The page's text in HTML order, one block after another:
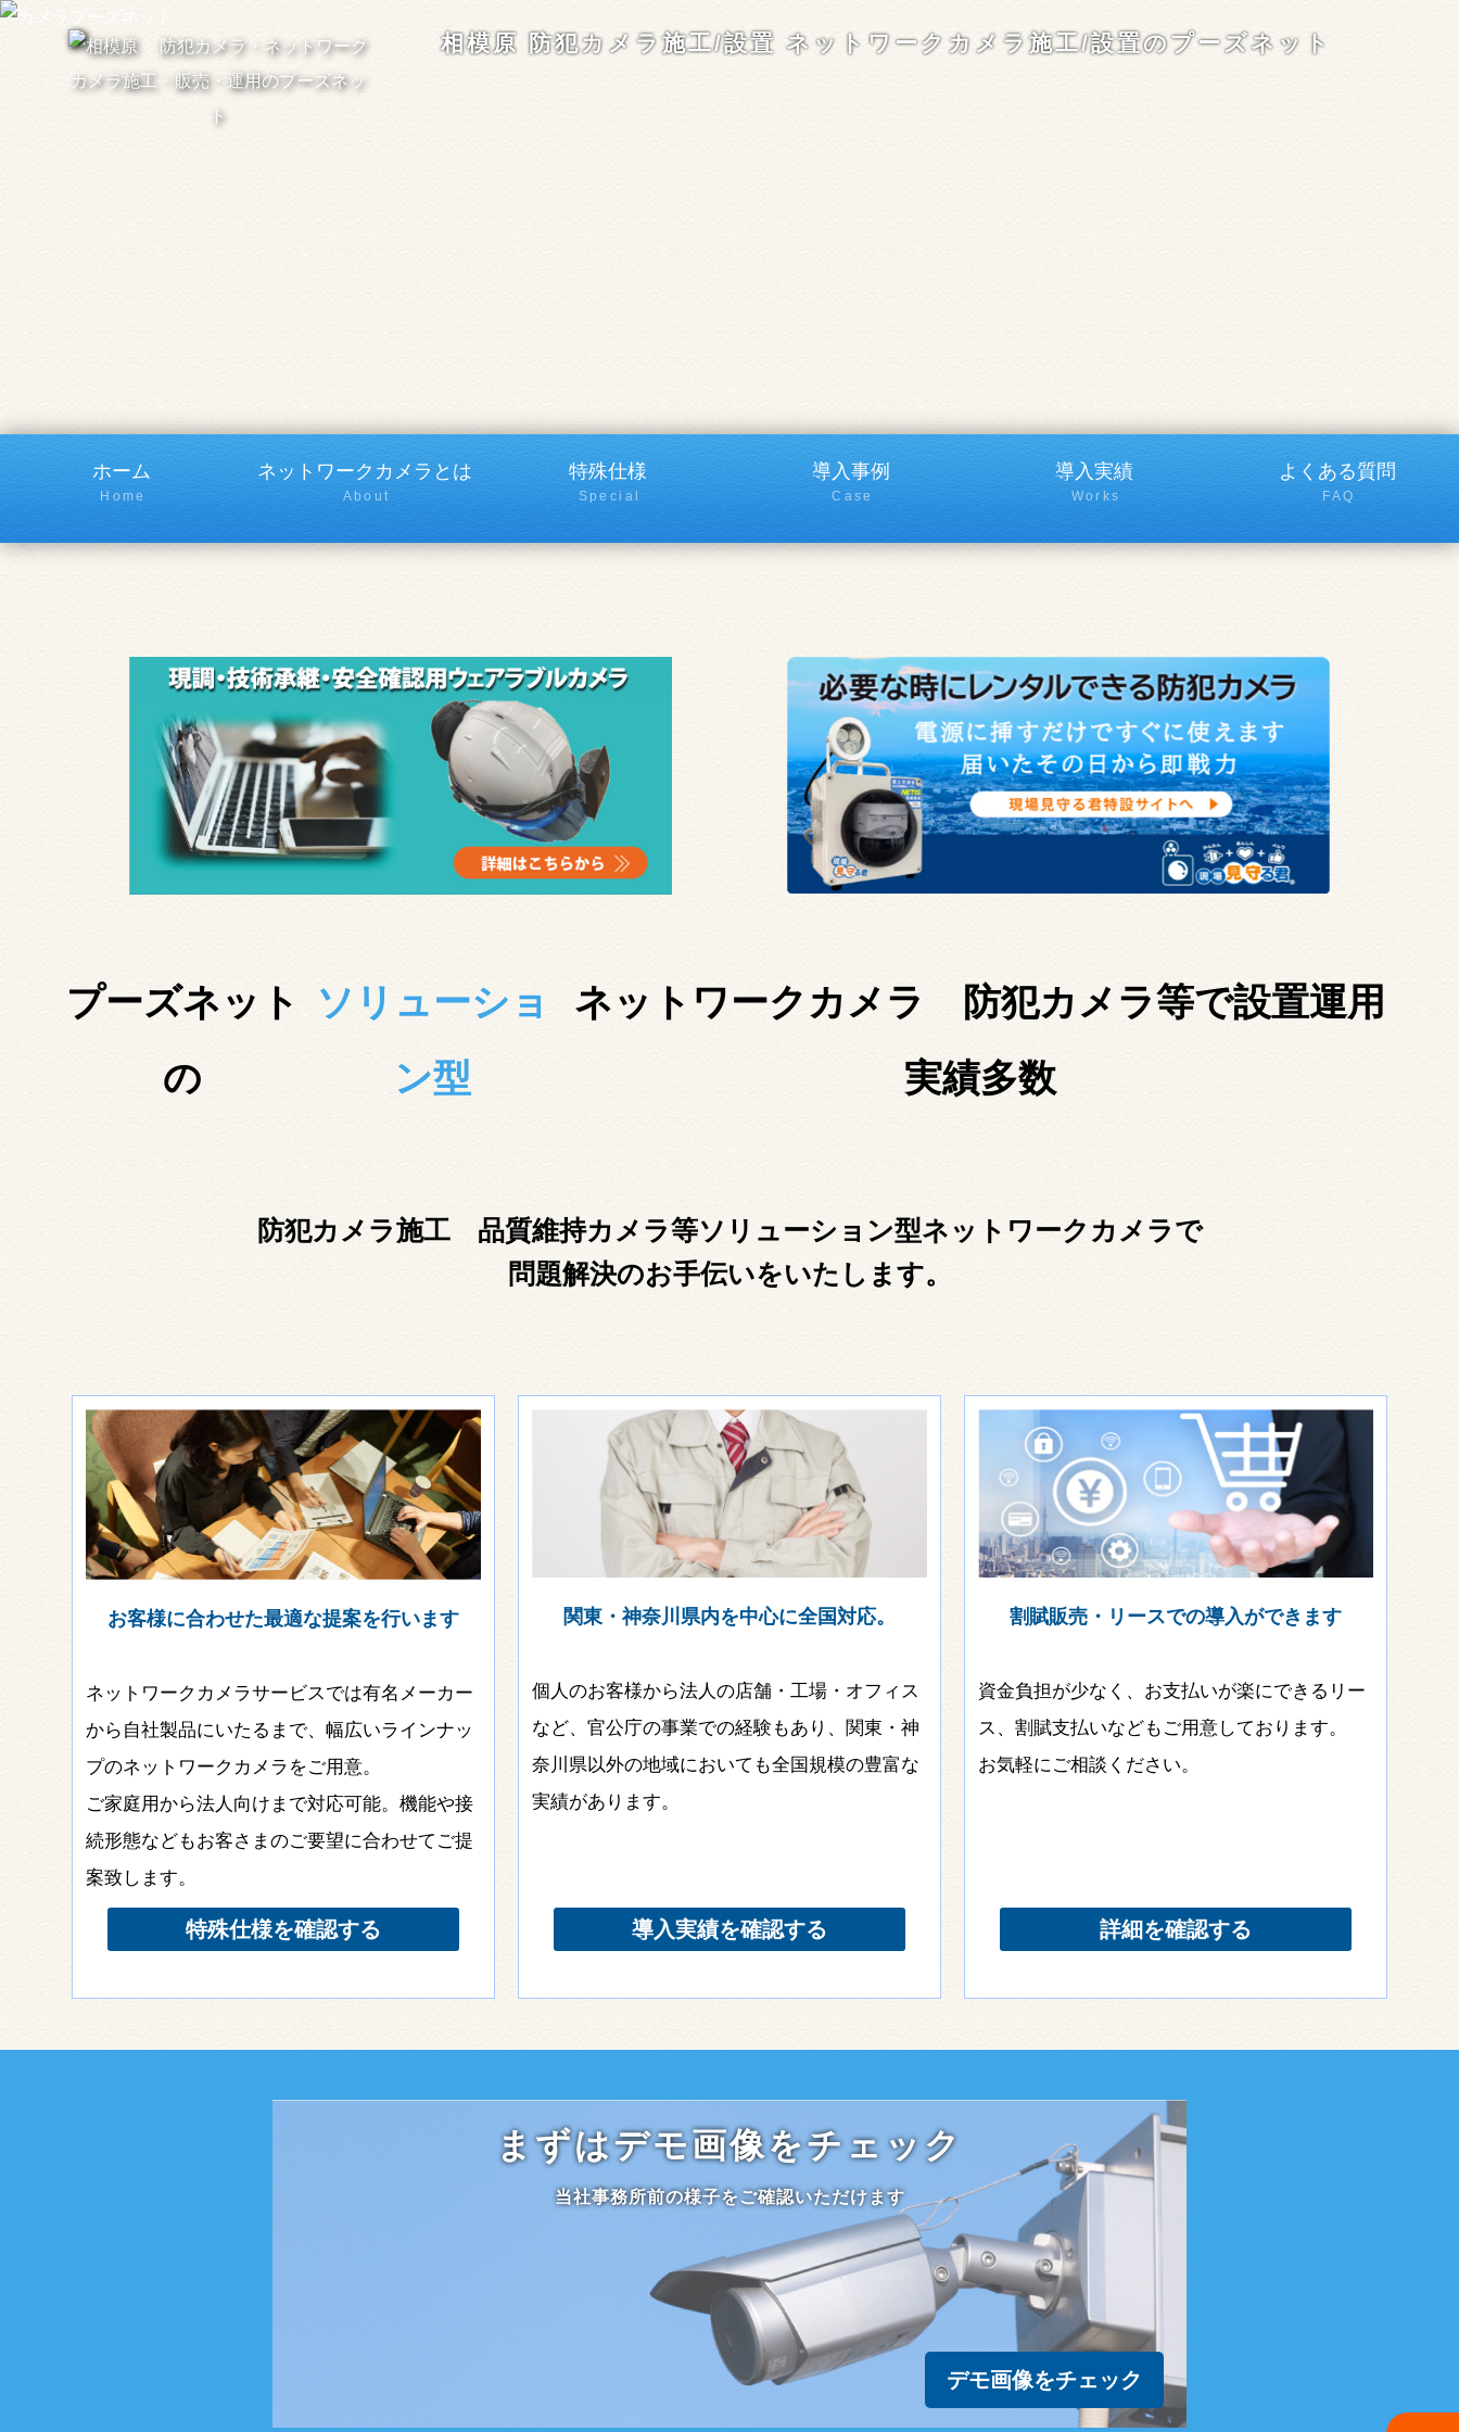
相模原 防犯カメラ施工/設置 ネットワークカメラ施工/設置のプーズネット
ホーム
Home
ネットワークカメラとは
About
特殊仕様
Special
導入事例
Case
導入実績
Works
よくある質問
FAQ
プーズネット
の
ソリューショ
ン型
ネットワークカメラ 防犯カメラ等で設置運用
実績多数
防犯カメラ施工 品質維持カメラ等ソリューション型ネットワークカメラで
問題解決のお手伝いをいたします。
お客様に合わせた最適な提案を行います
ネットワークカメラサービスでは有名メーカー
から自社製品にいたるまで、幅広いラインナッ
プのネットワークカメラをご用意。
ご家庭用から法人向けまで対応可能。機能や接
続形態などもお客さまのご要望に合わせてご提
案致します。
特殊仕様を確認する
関東・神奈川県内を中心に全国対応。
個人のお客様から法人の店舗・工場・オフィス
など、官公庁の事業での経験もあり、関東・神
奈川県以外の地域においても全国規模の豊富な
実績があります。
導入実績を確認する
割賦販売・リースでの導入ができます
資金負担が少なく、お支払いが楽にできるリー
ス、割賦支払いなどもご用意しております。
お気軽にご相談ください。
詳細を確認する
まずはデモ画像をチェック
当社事務所前の様子をご確認いただけます
デモ画像をチェック